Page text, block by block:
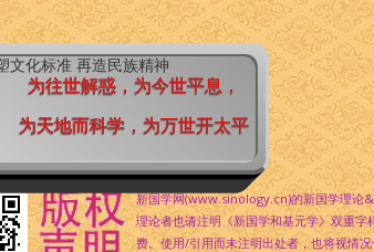
文化标准 再造民族精神
为往世解惑，为今世平息，
为天地而科学，为万世开太平
新国学网(www.sinology.cn)的新国学理论
理论者也请注明《新国学和基元学》双重
费。使用/引用而未注明出处者，也将视情